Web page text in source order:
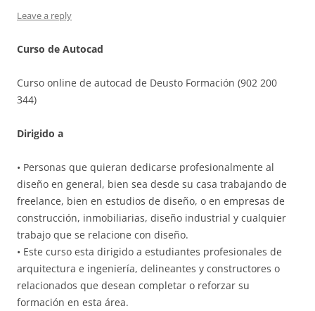
Leave a reply
Curso de Autocad
Curso online de autocad de Deusto Formación (902 200
344)
Dirigido a
• Personas que quieran dedicarse profesionalmente al
diseño en general, bien sea desde su casa trabajando de
freelance, bien en estudios de diseño, o en empresas de
construcción, inmobiliarias, diseño industrial y cualquier
trabajo que se relacione con diseño.
• Este curso esta dirigido a estudiantes profesionales de
arquitectura e ingeniería, delineantes y constructores o
relacionados que desean completar o reforzar su
formación en esta área.